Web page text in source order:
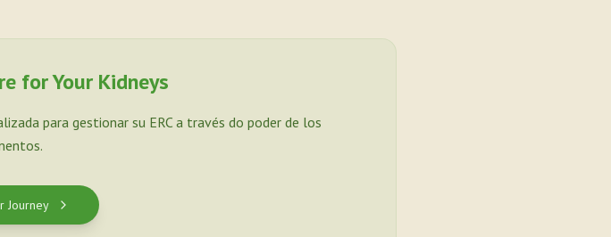
for Your Kidneys
para gestionar su ERC a través do poder de los
Journey